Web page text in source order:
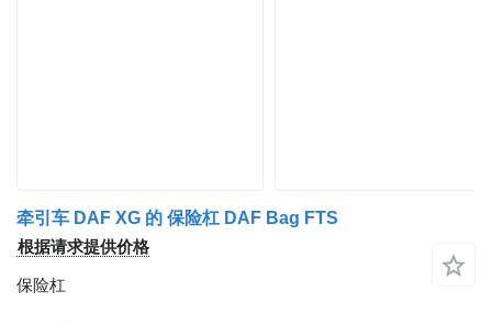
牵引车 DAF XG 的 保险杠 DAF Bag FTS
根据请求提供价格
保险杠